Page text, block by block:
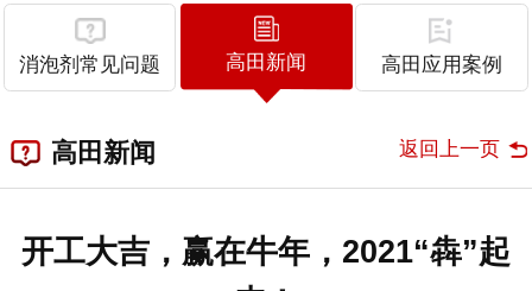
消泡剂常见问题 高田新闻 高田应用案例
高田新闻 返回上一页
开工大吉，赢在牛年，2021“犇”起